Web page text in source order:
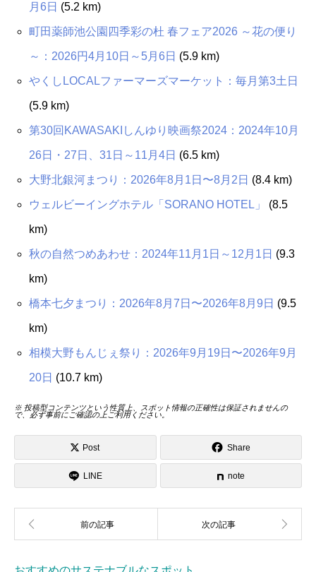
月6日 (5.2 km)
町田薬師池公園四季彩の杜 春フェア2026 ～花の便り
～：2026円4月10日～5月6日 (5.9 km)
やくしLOCALファーマーズマーケット：毎月第3土日
(5.9 km)
第30回KAWASAKIしんゆり映画祭2024：2024年10月
26日・27日、31日～11月4日 (6.5 km)
大野北銀河まつり：2026年8月1日〜8月2日 (8.4 km)
ウェルビーイングホテル「SORANO HOTEL」 (8.5
km)
秋の自然つめあわせ：2024年11月1日～12月1日 (9.3
km)
橋本七夕まつり：2026年8月7日〜2026年8月9日 (9.5
km)
相模大野もんじぇ祭り：2026年9月19日〜2026年9月
20日 (10.7 km)
※ 投稿型コンテンツという性質上、スポット情報の正確性は保証されませんの
で、必ず事前にご確認の上ご利用ください。
Post Share
LINE note